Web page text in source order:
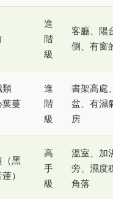
進
階
級
客廳、陽
側、有窗
類
葉蔓
進
階
級
書架高處
盆、有濕
房
（黑
）
高
手
級
溫室、加
旁、濕度
角落